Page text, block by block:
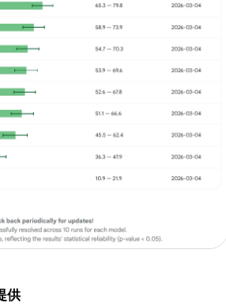
供